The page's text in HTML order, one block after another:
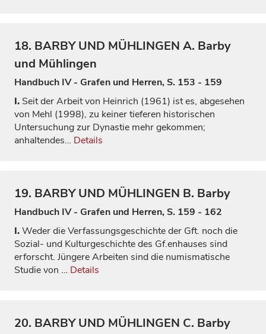
18. BARBY UND MÜHLINGEN A. Barby
und Mühlingen
Handbuch IV - Grafen und Herren, S. 153 - 159
I. Seit der Arbeit von Heinrich (1961) ist es, abgesehen
von Mehl (1998), zu keiner tieferen historischen
Untersuchung zur Dynastie mehr gekommen;
anhaltendes… Details
19. BARBY UND MÜHLINGEN B. Barby
Handbuch IV - Grafen und Herren, S. 159 - 162
I.Weder die Verfassungsgeschichte der Gft. noch die
Sozial- und Kulturgeschichte des Gf.enhauses sind
erforscht. Jüngere Arbeiten sind die numismatische
Studie von … Details
20. BARBY UND MÜHLINGEN C. Barby